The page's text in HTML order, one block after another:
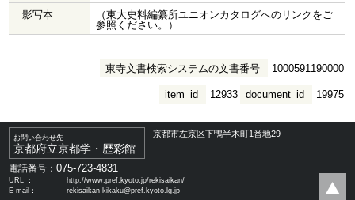
影写本
（東大史料編纂所ユニオンカタログへのリンクをご
参照ください。）
東寺文書検索システムの文書番号 1000591190000
document_id 19975
item_id 12933
お問い合わせ先
京都府立京都学・歴彩館
京都市左京区下鴨半木町1番地29
電話番号：075-723-4831
URL ：
http://www.pref.kyoto.jp/rekisaikan/
E-mail：
rekisaikan-kikaku@pref.kyoto.lg.jp